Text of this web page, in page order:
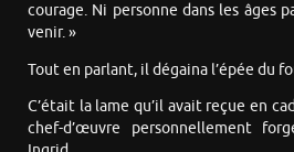
courage. Ni personne dans les âges
venir. »
Tout en parlant, il dégaina l’épée du
C’était la lame qu’il avait reçue en
chef-d’œuvre personnellement